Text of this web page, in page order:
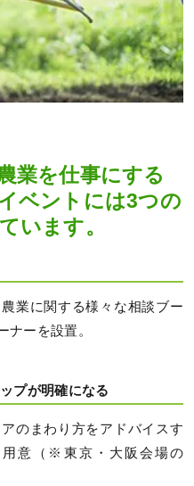
業を仕事にする
ベントには3つの
います。
業に関する様々な相談ブー
ナーを設置。
プが明確になる
のまわり方をアドバイスす
用意（※東京・大阪会場の